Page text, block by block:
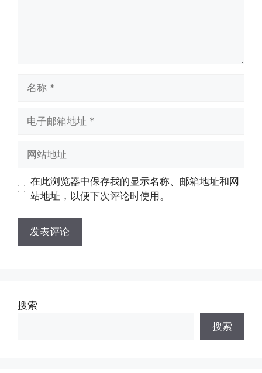
址
址
在此浏览器中保存我的显示名称、邮箱地址和网
站地址，以便下次评论时使用。
搜索
搜索